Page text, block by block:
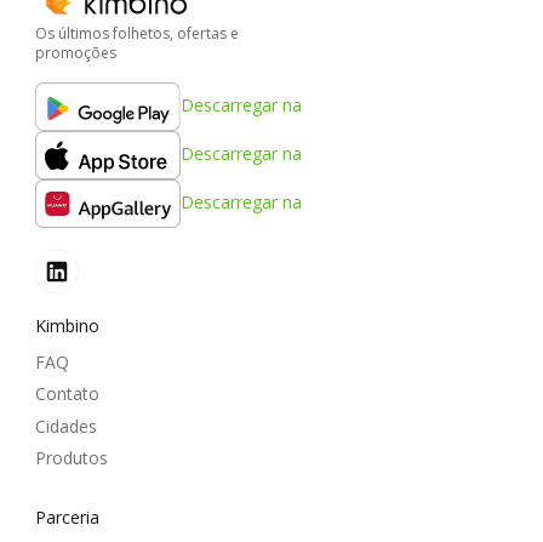
Os últimos folhetos, ofertas e
promoções
Descarregar na
Descarregar na
Descarregar na
Kimbino
FAQ
Contato
Cidades
Produtos
Parceria